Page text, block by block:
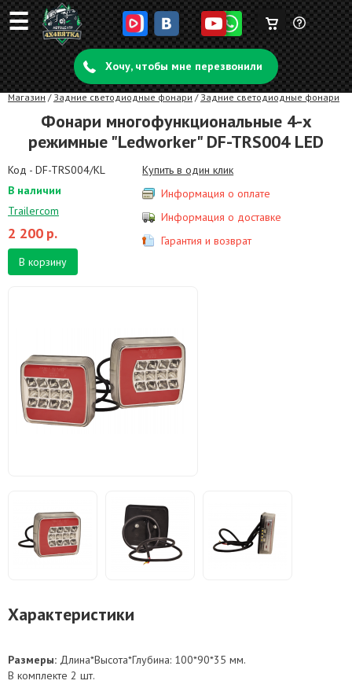
☰ Задать
вопрос
Корзина
пуста
Хочу, чтобы мне перезвонили
Магазин / Задние светодиодные фонари / Задние светодиодные фонари
Фонари многофункциональные 4-х
режимные "Ledworker" DF-TRS004 LED
Код - DF-TRS004/KL
В наличии
Trailercom
2 200 р.
В корзину
Купить в один клик
Информация о оплате
Информация о доставке
Гарантия и возврат
Характеристики
Размеры: Длина*Высота*Глубина: 100*90*35 мм.
В комплекте 2 шт.